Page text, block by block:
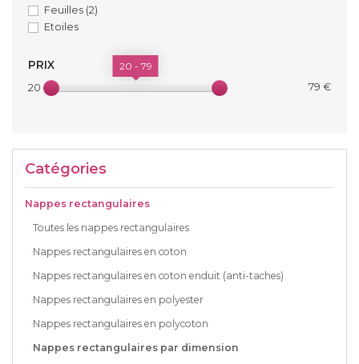
Feuilles (2)
Etoiles
PRIX
20 € 79 €
20 - 79
Catégories
Nappes rectangulaires
Toutes les nappes rectangulaires
Nappes rectangulaires en coton
Nappes rectangulaires en coton enduit (anti-taches)
Nappes rectangulaires en polyester
Nappes rectangulaires en polycoton
Nappes rectangulaires par dimension